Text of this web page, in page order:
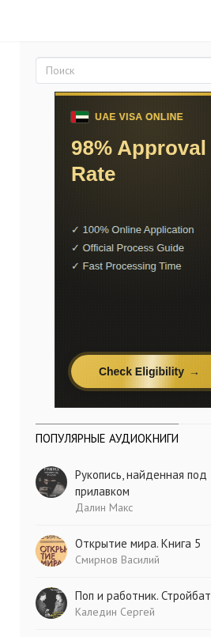
ПОПУЛЯРНЫЕ АУДИОКНИГИ
Рукопись, найденная под
прилавком
Далин Макс
Открытие мира. Книга 5
Смирнов Василий
Поп и работник. Стройбат
Каледин Сергей